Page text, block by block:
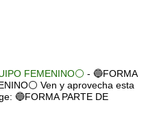
FEMENINO⚪ - 🔵FORMA
Ven y aprovecha esta
🔵FORMA PARTE DE